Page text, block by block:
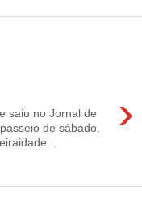
›
saiu no Jornal de
de sábado.